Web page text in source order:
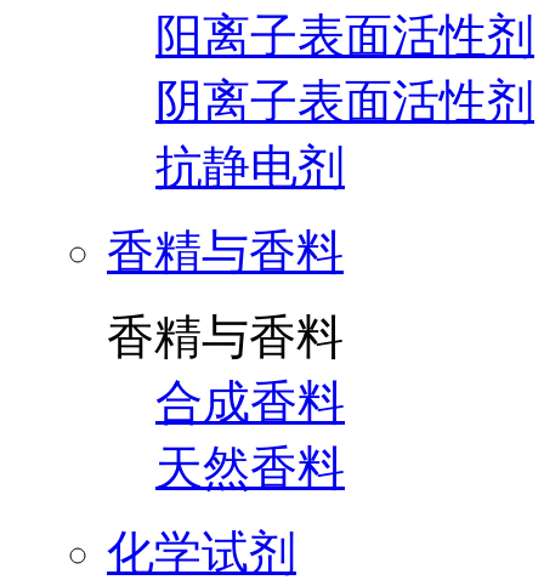
阳离子表面活性剂
阴离子表面活性剂
抗静电剂
香精与香料
香精与香料
合成香料
天然香料
化学试剂